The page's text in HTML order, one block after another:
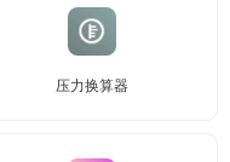
压力换算器